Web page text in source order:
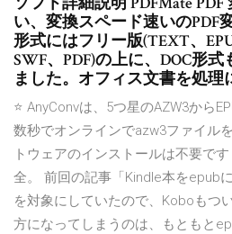
い、変換スペード速いのPDF
形式にはフリー版(TEXT、
SWF、PDF)の上に、DOC形
ました。オフィス文書を処理
⭐ AnyConvは、5つ星のAZW3から
数秒でオンラインでazw3ファイル
トウェアのインストールは不要で
全。 前回の記事「Kindle本をepub
を対象にしていたので、Koboもつ
方になってしまうのは、もともと